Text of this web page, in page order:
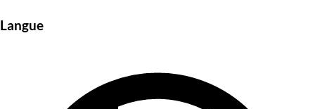
Langue